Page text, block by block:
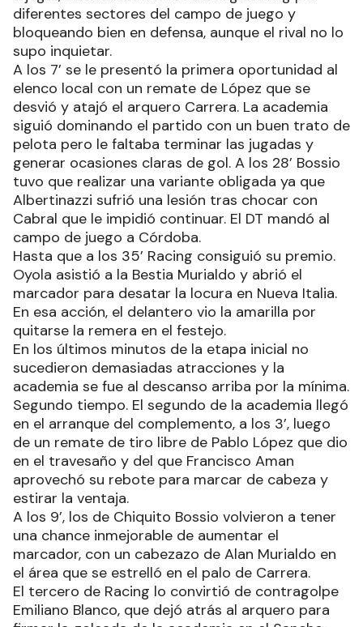
diferentes sectores del campo de juego y
bloqueando bien en defensa, aunque el rival no lo
supo inquietar.
A los 7’ se le presentó la primera oportunidad al
elenco local con un remate de López que se
desvió y atajó el arquero Carrera. La academia
siguió dominando el partido con un buen trato de
pelota pero le faltaba terminar las jugadas y
generar ocasiones claras de gol. A los 28’ Bossio
tuvo que realizar una variante obligada ya que
Albertinazzi sufrió una lesión tras chocar con
Cabral que le impidió continuar. El DT mandó al
campo de juego a Córdoba.
Hasta que a los 35’ Racing consiguió su premio.
Oyola asistió a la Bestia Murialdo y abrió el
marcador para desatar la locura en Nueva Italia.
En esa acción, el delantero vio la amarilla por
quitarse la remera en el festejo.
En los últimos minutos de la etapa inicial no
sucedieron demasiadas atracciones y la
academia se fue al descanso arriba por la mínima.
Segundo tiempo. El segundo de la academia llegó
en el arranque del complemento, a los 3’, luego
de un remate de tiro libre de Pablo López que dio
en el travesaño y del que Francisco Aman
aprovechó su rebote para marcar de cabeza y
estirar la ventaja.
A los 9’, los de Chiquito Bossio volvieron a tener
una chance inmejorable de aumentar el
marcador, con un cabezazo de Alan Murialdo en
el área que se estrelló en el palo de Carrera.
El tercero de Racing lo convirtió de contragolpe
Emiliano Blanco, que dejó atrás al arquero para